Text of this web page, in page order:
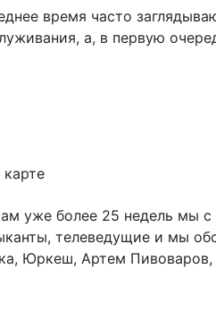
время часто
а, в первую
уже более 25 недель мы
телеведущие и мы
Юркеш, Артем